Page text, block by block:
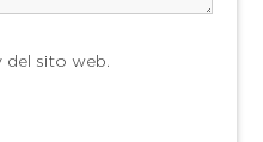
del sito web.